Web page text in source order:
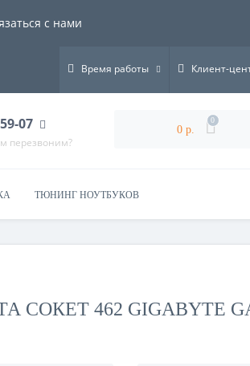
с нами
Время работы Клиент-
07
перезвоним?
0 р.
0
ТЮНИНГ НОУТБУКОВ
СОКЕТ 462 GIGABYTE